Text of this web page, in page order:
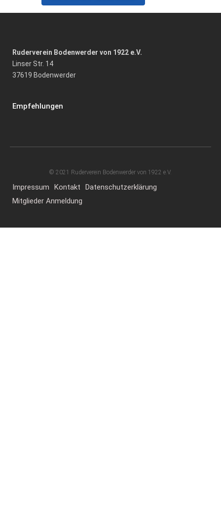
Ruderverein Bodenwerder von 1922 e.V.
Linser Str. 14
37619 Bodenwerder
Empfehlungen
© 2021 Ruderverein Bodenwerder von 1922 e.V.
Impressum Kontakt
Datenschutzerklärung
Mitglieder Anmeldung